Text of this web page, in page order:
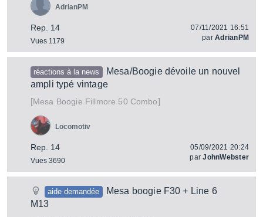
Rep. 14
Vues 1179
AdrianPM
07/11/2021 16:51
parAdrianPM
réactions à la news
Mesa/Boogie dévoile un nouvel
ampli typé vintage
[Mesa Boogie Fillmore 50 Combo]
Rep. 14
Vues 3690
Locomotiv
05/09/2021 20:24
parJohnWebster
aide demandée
Mesa boogie F30 + Line 6
M13